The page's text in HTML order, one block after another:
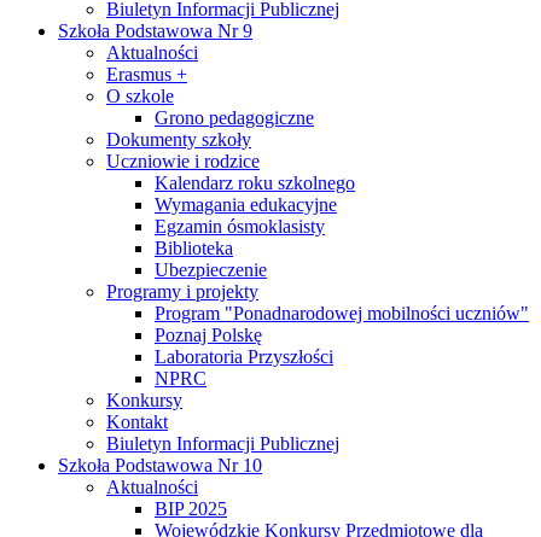
Biuletyn Informacji Publicznej
Szkoła Podstawowa Nr 9
Aktualności
Erasmus +
O szkole
Grono pedagogiczne
Dokumenty szkoły
Uczniowie i rodzice
Kalendarz roku szkolnego
Wymagania edukacyjne
Egzamin ósmoklasisty
Biblioteka
Ubezpieczenie
Programy i projekty
Program "Ponadnarodowej mobilności uczniów"
Poznaj Polskę
Laboratoria Przyszłości
NPRC
Konkursy
Kontakt
Biuletyn Informacji Publicznej
Szkoła Podstawowa Nr 10
Aktualności
BIP 2025
Wojewódzkie Konkursy Przedmiotowe dla